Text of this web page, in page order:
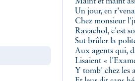
Un jour, en
Chez monsieur
Ravachol, c'est
Sut brûler la
Aux agents qui,
Lisaient «
Y tomb' chez les